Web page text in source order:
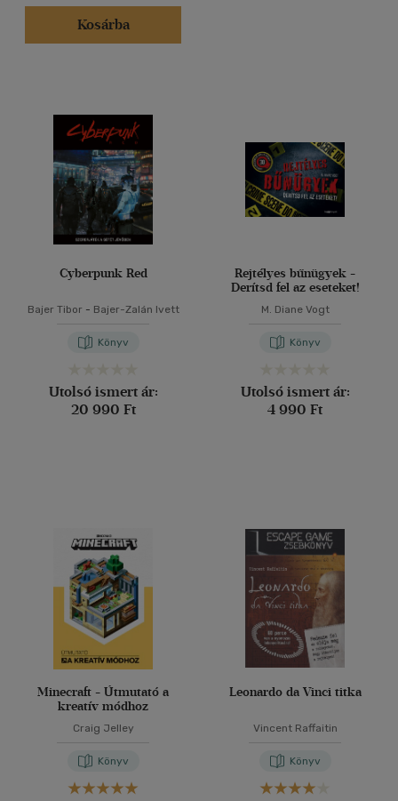
Kosárba
Cyberpunk Red
Bajer Tibor - Bajer-Zalán Ivett
Könyv
Utolsó ismert ár:
20 990 Ft
Rejtélyes bűnügyek -
Derítsd fel az eseteket!
M. Diane Vogt
Könyv
Utolsó ismert ár:
4 990 Ft
Minecraft - Útmutató a
kreatív módhoz
Craig Jelley
Könyv
Leonardo da Vinci titka
Vincent Raffaitin
Könyv